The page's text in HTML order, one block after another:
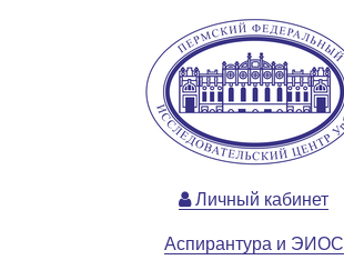
Личный кабинет
Аспирантура и ЭИОС